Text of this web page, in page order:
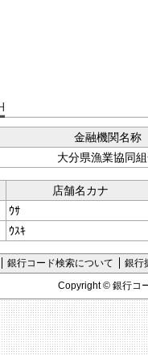
金融機関名称
大分県漁業協同
店舗名カナ
ｳｻ
ｳｽｷ
銀行コード検索について
銀行
Copyright © 銀行コ